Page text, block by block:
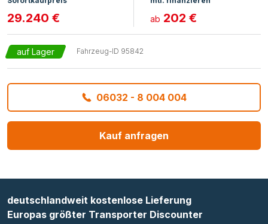
29.240 € ab 202 €
auf Lager Fahrzeug-ID 95842
06032 - 8 004 004
Kauf anfragen
deutschlandweit kostenlose Lieferung
Europas größter Transporter Discounter